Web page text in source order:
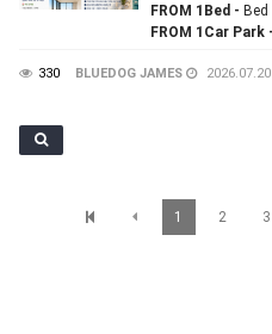
FROM 1Bed - Bed
FROM 1Car Park -
330 BLUEDOG JAMES 2026.07.20
1 2 3